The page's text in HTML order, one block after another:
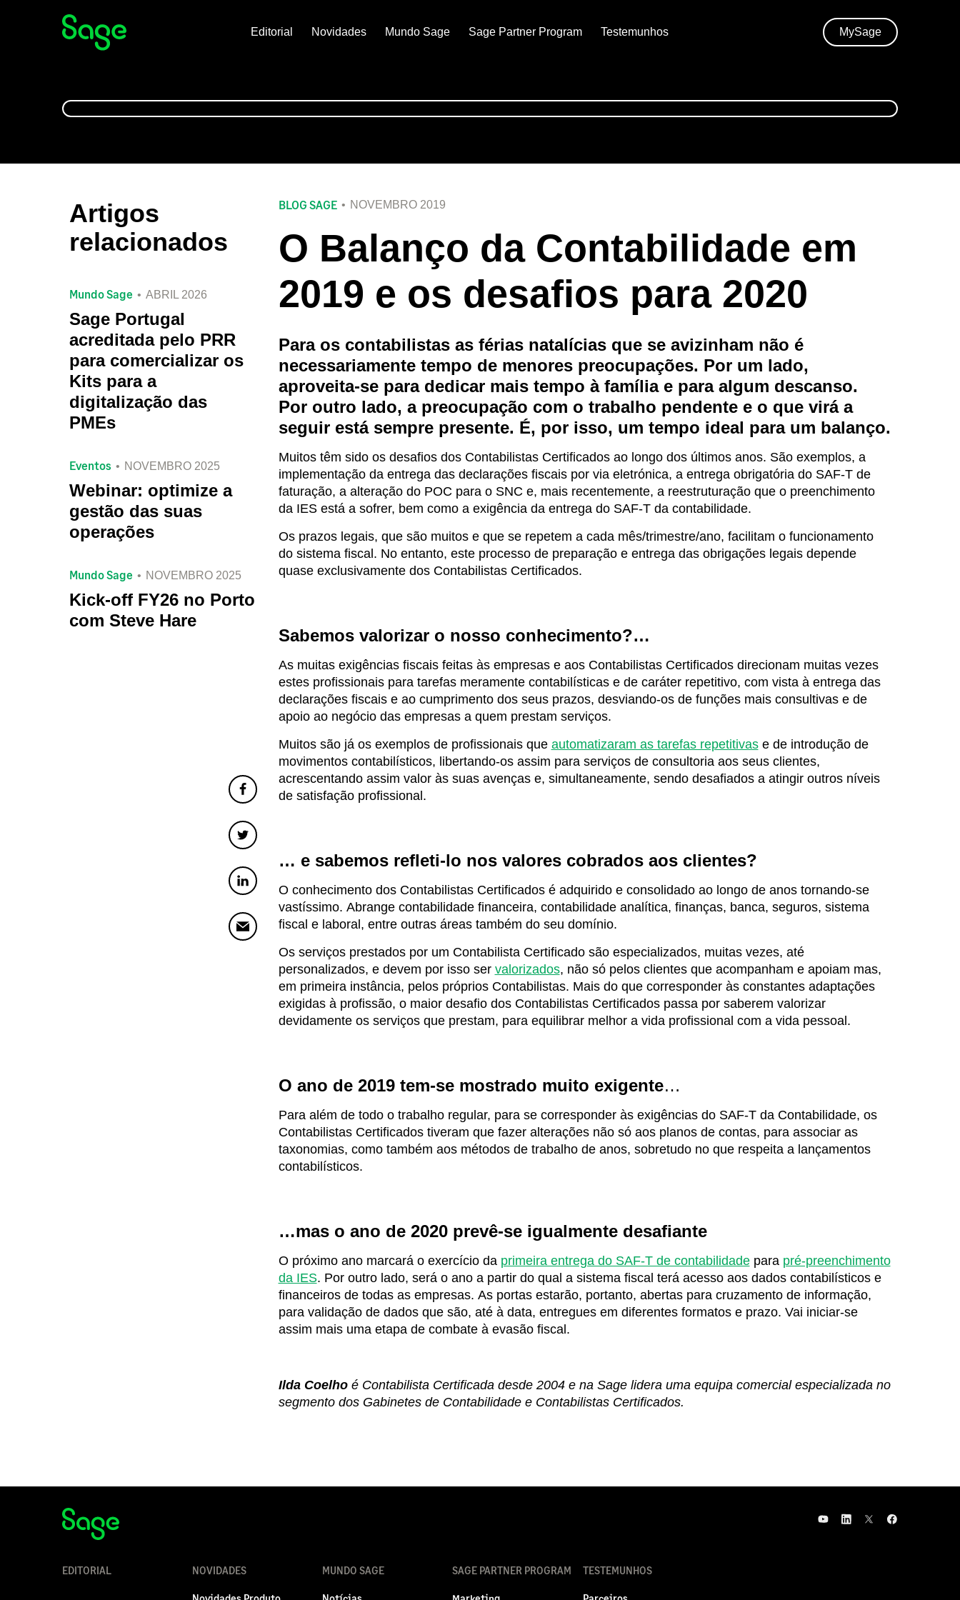
Editorial Novidades Mundo Sage Sage Partner Program Testemunhos MySage
BLOG SAGE NOVEMBRO 2019
O Balanço da Contabilidade em
2019 e os desafios para 2020
Para os contabilistas as férias natalícias que se avizinham não é
necessariamente tempo de menores preocupações. Por um lado,
aproveita-se para dedicar mais tempo à família e para algum descanso.
Por outro lado, a preocupação com o trabalho pendente e o que virá a
seguir está sempre presente. É, por isso, um tempo ideal para um balanço.
Muitos têm sido os desafios dos Contabilistas Certificados ao longo dos últimos anos. São exemplos, a
implementação da entrega das declarações fiscais por via eletrónica, a entrega obrigatória do SAF-T de
faturação, a alteração do POC para o SNC e, mais recentemente, a reestruturação que o preenchimento
da IES está a sofrer, bem como a exigência da entrega do SAF-T da contabilidade.
Os prazos legais, que são muitos e que se repetem a cada mês/trimestre/ano, facilitam o funcionamento
do sistema fiscal. No entanto, este processo de preparação e entrega das obrigações legais depende
quase exclusivamente dos Contabilistas Certificados.
Sabemos valorizar o nosso conhecimento?…
As muitas exigências fiscais feitas às empresas e aos Contabilistas Certificados direcionam muitas vezes
estes profissionais para tarefas meramente contabilísticas e de caráter repetitivo, com vista à entrega das
declarações fiscais e ao cumprimento dos seus prazos, desviando-os de funções mais consultivas e de
apoio ao negócio das empresas a quem prestam serviços.
Muitos são já os exemplos de profissionais que automatizaram as tarefas repetitivase de introdução de
movimentos contabilísticos, libertando-os assim para serviços de consultoria aos seus clientes,
acrescentando assim valor às suas avenças e, simultaneamente, sendo desafiados a atingir outros níveis
de satisfação profissional.
… e sabemos refleti-lo nos valores cobrados aos clientes?
O conhecimento dos Contabilistas Certificados é adquirido e consolidado ao longo de anos tornando-se
vastíssimo. Abrange contabilidade financeira, contabilidade analítica, finanças, banca, seguros, sistema
fiscal e laboral, entre outras áreas também do seu domínio.
Os serviços prestados por um Contabilista Certificado são especializados, muitas vezes, até
personalizados, e devem por isso ser valorizados, não só pelos clientes que acompanham e apoiam mas,
em primeira instância, pelos próprios Contabilistas. Mais do que corresponder às constantes adaptações
exigidas à profissão, o maior desafio dos Contabilistas Certificados passa por saberem valorizar
devidamente os serviços que prestam, para equilibrar melhor a vida profissional com a vida pessoal.
O ano de 2019 tem-se mostrado muito exigente…
Para além de todo o trabalho regular, para se corresponder às exigências do SAF-T da Contabilidade, os
Contabilistas Certificados tiveram que fazer alterações não só aos planos de contas, para associar as
taxonomias, como também aos métodos de trabalho de anos, sobretudo no que respeita a lançamentos
contabilísticos.
…mas o ano de 2020 prevê-se igualmente desafiante
O próximo ano marcará o exercício da primeira entrega do SAF-T de contabilidadepara pré-preenchimento
da IES. Por outro lado, será o ano a partir do qual a sistema fiscal terá acesso aos dados contabilísticos e
financeiros de todas as empresas. As portas estarão, portanto, abertas para cruzamento de informação,
para validação de dados que são, até à data, entregues em diferentes formatos e prazo. Vai iniciar-se
assim mais uma etapa de combate à evasão fiscal.
Ilda Coelhoé Contabilista Certificada desde 2004 e na Sage lidera uma equipa comercial especializada no
segmento dos Gabinetes de Contabilidade e Contabilistas Certificados.
Artigos
relacionados
Mundo Sage ABRIL 2026
Sage Portugal
acreditada pelo PRR
para comercializar os
Kits para a
digitalização das
PMEs
Eventos NOVEMBRO 2025
Webinar: optimize a
gestão das suas
operações
Mundo Sage NOVEMBRO 2025
Kick-off FY26 no Porto
com Steve Hare
EDITORIAL NOVIDADES MUNDO SAGE SAGE PARTNER PROGRAM TESTEMUNHOS